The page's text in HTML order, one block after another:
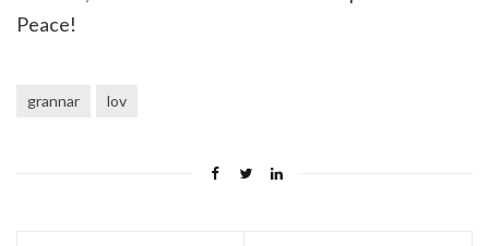
Peace!
grannar lov